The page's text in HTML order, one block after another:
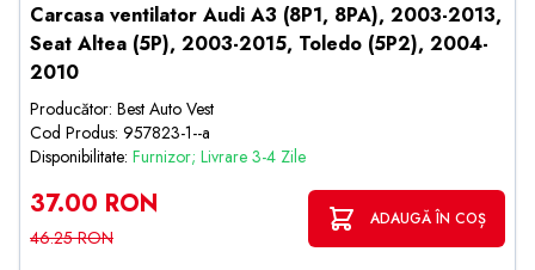
Carcasa ventilator Audi A3 (8P1, 8PA), 2003-2013,
Seat Altea (5P), 2003-2015, Toledo (5P2), 2004-
2010
Producător: Best Auto Vest
Cod Produs: 957823-1--a
Disponibilitate: Furnizor; Livrare 3-4 Zile
37.00 RON
46.25 RON
ADAUGĂ ÎN COȘ